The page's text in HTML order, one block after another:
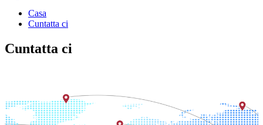
Casa
Cuntatta ci
Cuntatta ci